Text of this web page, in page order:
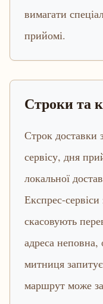
вимагати
прийомі.
Строки та
Строк доставки
сервісу, дня
локальної
Експрес-
скасовують
адреса неповна,
митниця
маршрут може